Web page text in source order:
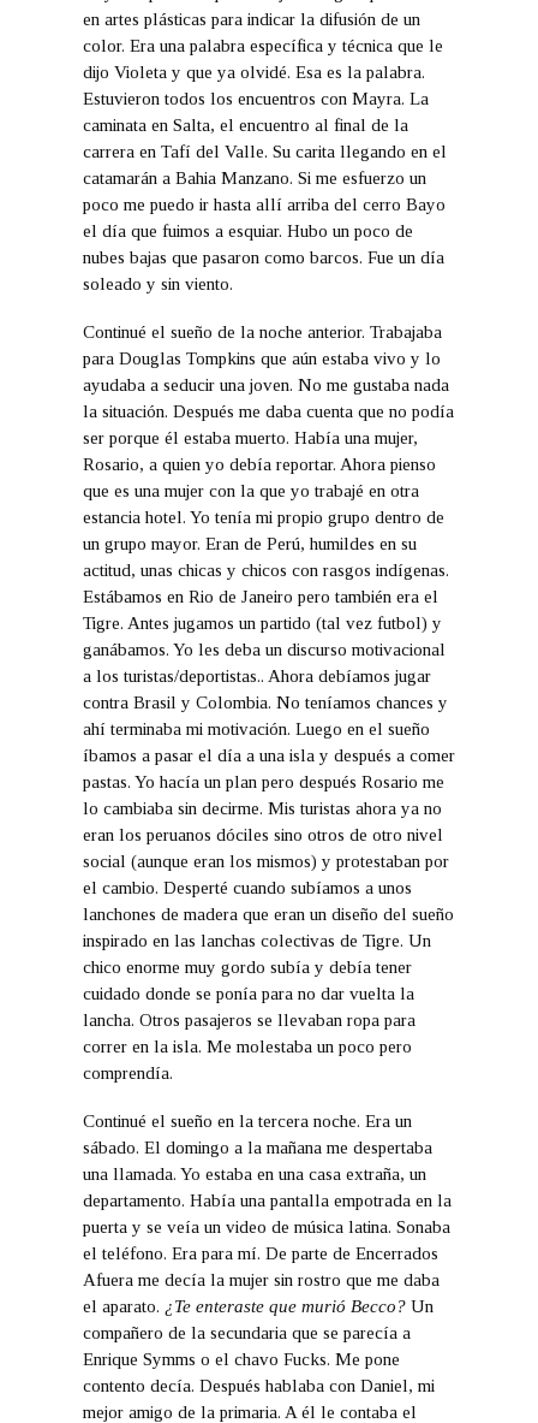
en artes plásticas para indicar la difusión de un
color. Era una palabra específica y técnica que le
dijo Violeta y que ya olvidé. Esa es la palabra.
Estuvieron todos los encuentros con Mayra. La
caminata en Salta, el encuentro al final de la
carrera en Tafí del Valle. Su carita llegando en el
catamarán a Bahia Manzano. Si me esfuerzo un
poco me puedo ir hasta allí arriba del cerro Bayo
el día que fuimos a esquiar. Hubo un poco de
nubes bajas que pasaron como barcos. Fue un día
soleado y sin viento.
Continué el sueño de la noche anterior. Trabajaba
para Douglas Tompkins que aún estaba vivo y lo
ayudaba a seducir una joven. No me gustaba nada
la situación. Después me daba cuenta que no podía
ser porque él estaba muerto. Había una mujer,
Rosario, a quien yo debía reportar. Ahora pienso
que es una mujer con la que yo trabajé en otra
estancia hotel. Yo tenía mi propio grupo dentro de
un grupo mayor. Eran de Perú, humildes en su
actitud, unas chicas y chicos con rasgos indígenas.
Estábamos en Rio de Janeiro pero también era el
Tigre. Antes jugamos un partido (tal vez futbol) y
ganábamos. Yo les deba un discurso motivacional
a los turistas/deportistas.. Ahora debíamos jugar
contra Brasil y Colombia. No teníamos chances y
ahí terminaba mi motivación. Luego en el sueño
íbamos a pasar el día a una isla y después a comer
pastas. Yo hacía un plan pero después Rosario me
lo cambiaba sin decirme. Mis turistas ahora ya no
eran los peruanos dóciles sino otros de otro nivel
social (aunque eran los mismos) y protestaban por
el cambio. Desperté cuando subíamos a unos
lanchones de madera que eran un diseño del sueño
inspirado en las lanchas colectivas de Tigre. Un
chico enorme muy gordo subía y debía tener
cuidado donde se ponía para no dar vuelta la
lancha. Otros pasajeros se llevaban ropa para
correr en la isla. Me molestaba un poco pero
comprendía.
Continué el sueño en la tercera noche. Era un
sábado. El domingo a la mañana me despertaba
una llamada. Yo estaba en una casa extraña, un
departamento. Había una pantalla empotrada en la
puerta y se veía un video de música latina. Sonaba
el teléfono. Era para mí. De parte de Encerrados
Afuera me decía la mujer sin rostro que me daba
el aparato. ¿Te enteraste que murió Becco? Un
compañero de la secundaria que se parecía a
Enrique Symms o el chavo Fucks. Me pone
contento decía. Después hablaba con Daniel, mi
mejor amigo de la primaria. A él le contaba el